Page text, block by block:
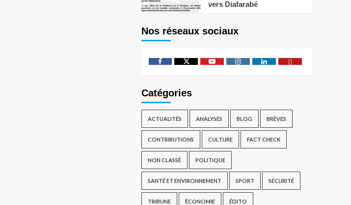
vers Diafarabé
Nos réseaux sociaux
Catégories
ACTUALITÉS ANALYSES BLOG BRÈVES
CONTRIBUTIONS CULTURE FACT CHECK
NON CLASSÉ POLITIQUE
SANTÉ ET ENVIRONNEMENT SPORT SÉCURITÉ
TRIBUNE ÉCONOMIE ÉDITO